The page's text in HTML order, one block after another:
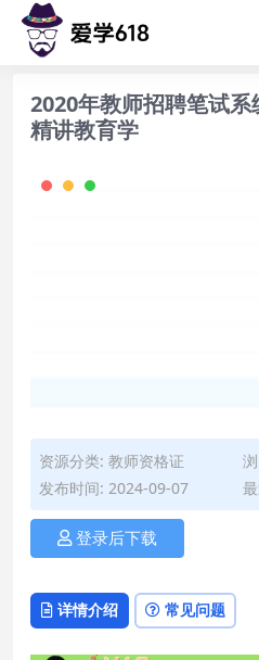
2020年教师招聘笔试
精讲教育学
资源分类: 教师资格证
发布时间: 2024-09-07
登录后下载
详情介绍 常见问题